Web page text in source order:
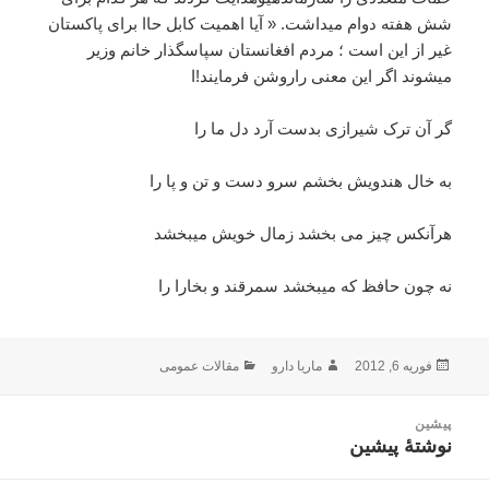
شش هفته دوام میداشت. « آیا اهمیت کابل حاا برای پاکستان
غیر از این است ؛ مردم افغانستان سپاسگذار خانم وزیر
میشوند اگر این معنی راروشن فرمایند!ا
گر آن ترک شیرازی بدست آرد دل ما را
به خال هندویش بخشم سرو دست و تن و پا را
هرآنکس چیز می بخشد زمال خویش میبخشد
نه چون حافظ که میبخشد سمرقند و بخارا را
ارسال
فوریه 6, 2012 نویسنده
ماریا دارو دسته‌ها
مقالات عمومی
نوشتهپیشین
نوشته
نوشتهٔ پیشین